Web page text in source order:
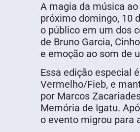
A magia da música
próximo domingo, 10
o público em um dos
de Bruno Garcia,
e emoção ao som de
Essa edição especial
Vermelho/Fieb, e
por Marcos
Memória de Igatu.
o evento migrou para